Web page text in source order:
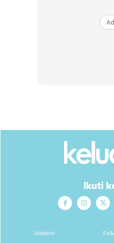
5 AMALAN MURAH
1. SENTIASA MEMOHON
ٱسْتَغْفِرُوا۟ رَبَّكُمْ إِنَّهُۥ كَانَ غَفَّارًا
Maksudnya : Maka aku
Pengampun-,
Ikuti
Ideaktiv